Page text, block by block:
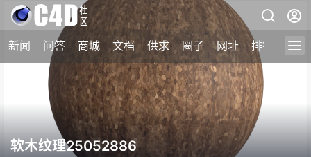
新闻 问答 商城 文档 供求 圈子 网址 排行榜
软木纹理25052886